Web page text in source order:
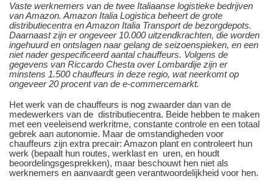
Vaste werknemers van de twee Italiaanse logistieke bedrijven
van Amazon. Amazon Italia Logistica beheert de grote
distributiecentra en Amazon Italia Transport de bezorgdepots.
Daarnaast zijn er ongeveer 10.000 uitzendkrachten, die worden
ingehuurd en ontslagen naar gelang de seizoenspieken, en een
niet nader gespecificeerd aantal chauffeurs. Volgens de
gegevens van Riccardo Chesta over Lombardije zijn er
minstens 1.500 chauffeurs in deze regio, wat neerkomt op
ongeveer 20 procent van de e-commercemarkt.
Het werk van de chauffeurs is nog zwaarder dan van de
medewerkers van de distributiecentra. Beide hebben te maken
met een veeleisend werkritme, constante controle en een totaal
gebrek aan autonomie. Maar de omstandigheden voor
chauffeurs zijn extra precair: Amazon plant en controleert hun
werk (bepaalt hun routes, werklast en uren, en houdt
beoordelingsgesprekken), maar beschouwt hen niet als
werknemers en aanvaardt geen verantwoordelijkheid voor hen.